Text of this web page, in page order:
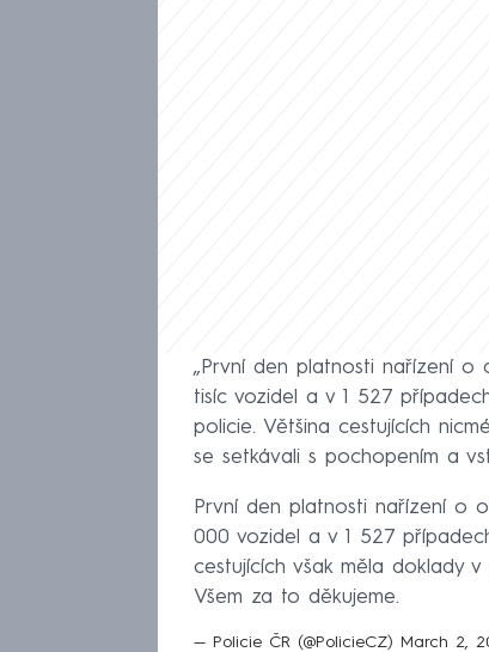
„První den platnosti nařízení o
tisíc vozidel a v 1 527
policie. Většina cestujících
se setkávali s pochopením a
První den platnosti nařízení o
000 vozidel a v 1 527
cestujících však měla doklady
Všem za to děkujeme.
— Policie ČR (@PolicieCZ) March 2,